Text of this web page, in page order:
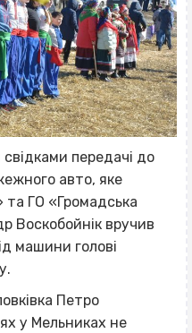
передачі до
авто, яке
та ГО «Громадська
Воскобойнік вручив
машини голові
Петро
у Мельниках не